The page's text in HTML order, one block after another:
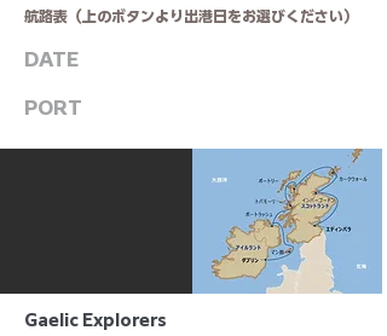
航路表（上のボタンより出港日をお選びください）
DATE
PORT
Gaelic Explorers